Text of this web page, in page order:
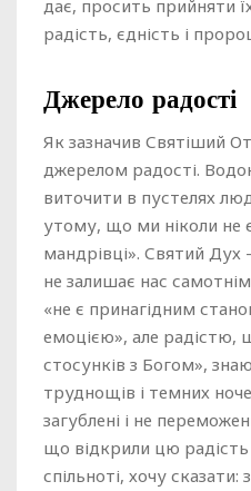
дає, просить прийняти
радість, єдність і
Джерело радості
Як зазначив Святіший
джерелом радості.
виточити в пустелях
утому, що ми ніколи не
мандрівці». Святий Дух
не залишає нас
«не є принагідним
емоцією», але радістю,
стосунків з Богом»,
труднощів і темних
загублені і не
що відкрили цю
спільноті, хочу сказати: